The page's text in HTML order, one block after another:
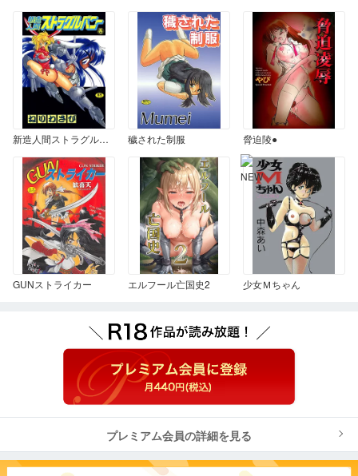
新造人間ストラグルバニー 壱 穢された制服 脅迫陵●
GUNストライカー エルフール亡国史2 少女Ｍちゃん
プレミアム会員の詳細を見る